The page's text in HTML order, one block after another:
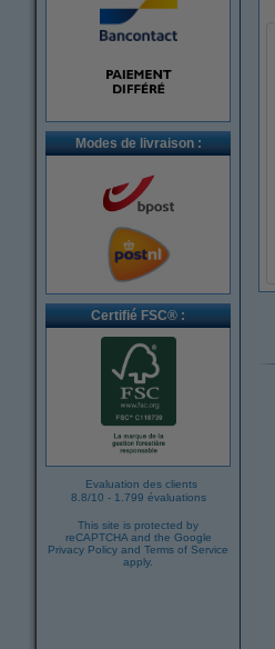
Modes de livraison :
Certifié FSC® :
Evaluation des clients
8.8/10 - 1.799 évaluations
This site is protected by
reCAPTCHA and the Google
Privacy Policy and Terms of Service
apply.